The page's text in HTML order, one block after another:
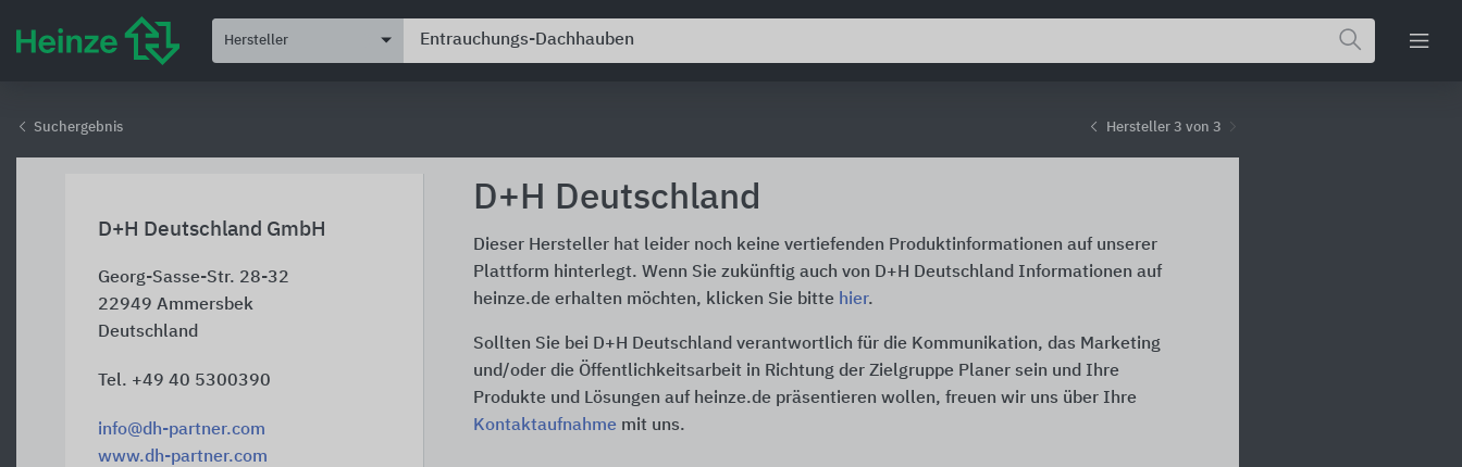
Hersteller
Suchergebnis Hersteller 3 von 3
D+H Deutschland GmbH
Georg-Sasse-Str. 28-32
22949 Ammersbek
Deutschland
Tel. +49 40 5300390
info@dh-partner.com
www.dh-partner.com
D+H Deutschland
Dieser Hersteller hat leider noch keine vertiefenden Produktinformationen auf unserer
Plattform hinterlegt. Wenn Sie zukünftig auch von D+H Deutschland Informationen auf
heinze.de erhalten möchten, klicken Sie bitte hier.
Sollten Sie bei D+H Deutschland verantwortlich für die Kommunikation, das Marketing
und/oder die Öffentlichkeitsarbeit in Richtung der Zielgruppe Planer sein und Ihre
Produkte und Lösungen auf heinze.de präsentieren wollen, freuen wir uns über Ihre
Kontaktaufnahme mit uns.